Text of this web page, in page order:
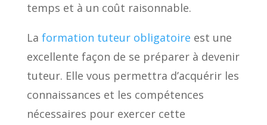
temps et à un coût raisonnable.
La formation tuteur obligatoire est une
excellente façon de se préparer à devenir
tuteur. Elle vous permettra d’acquérir les
connaissances et les compétences
nécessaires pour exercer cette